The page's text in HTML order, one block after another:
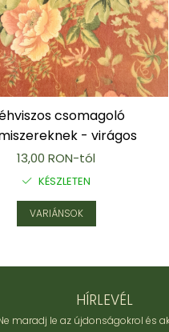
Termék
csomagoló
- virágos
13,00 RON-tól
KÉSZLETEN
VARIÁNSOK
HÍRLEVÉL
maradj le az újdonságokrol és